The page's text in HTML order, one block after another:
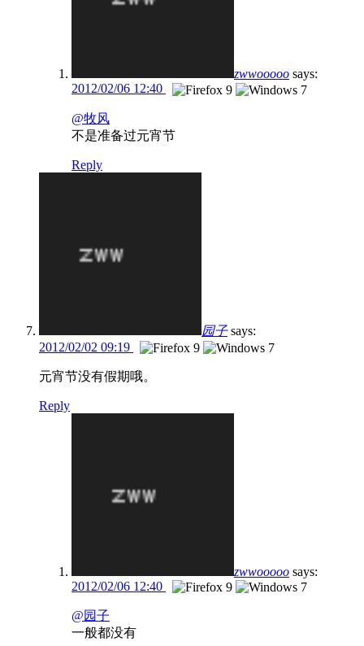
zwwooooo says:
2012/02/06 12:40
@牧风
不是准备过元宵节
Reply
园子 says:
2012/02/02 09:19
元宵节没有假期哦。
Reply
zwwooooo says:
2012/02/06 12:40
@园子
一般都没有